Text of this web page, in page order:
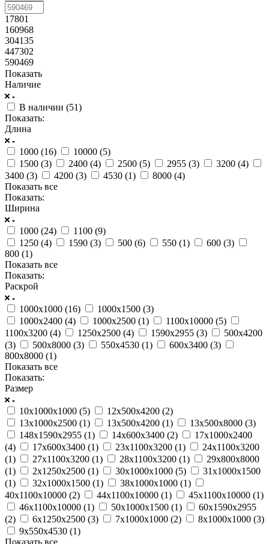
17801
160968
304135
447302
590469
Показать
Наличие
В наличии (51)
Показать:
Длина
1000 (16) 10000 (5)
1500 (3) 2400 (4) 2500 (5) 2955 (3) 3200 (4)
3400 (3) 4200 (3) 4530 (1) 8000 (4)
Показать все
Показать:
Ширина
1000 (24) 1100 (9)
1250 (4) 1590 (3) 500 (6) 550 (1) 600 (3)
800 (1)
Показать все
Показать:
Раскрой
1000х1000 (16) 1000х1500 (3)
1000х2400 (4) 1000х2500 (1) 1100х10000 (5)
1100х3200 (4) 1250х2500 (4) 1590х2955 (3)
500х4200
(3) 500х8000 (3) 550х4530 (1) 600х3400 (3)
800х8000 (1)
Показать все
Показать:
Размер
10х1000х1000 (5) 12х500х4200 (2)
13х1000х2500 (1) 13х500х4200 (1) 13х500х8000 (3)
148х1590х2955 (1) 14х600х3400 (2)
17х1000х2400
(4) 17х600х3400 (1) 23х1100х3200 (1)
24х1100х3200
(1) 27х1100х3200 (1) 28х1100х3200 (1)
29х800х8000
(1) 2х1250х2500 (1) 30х1000х1000 (5)
31х1000х1500
(1) 32х1000х1500 (1) 38х1000х1000 (1)
40х1100х10000 (2) 44х1100х10000 (1) 45х1100х10000 (1)
46х1100х10000 (1) 50х1000х1500 (1)
60х1590х2955
(2) 6х1250х2500 (3) 7х1000х1000 (2) 8х1000х1000 (3)
9х550х4530 (1)
Показать все